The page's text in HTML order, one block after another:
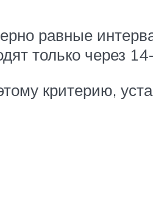
равные
только через
критерию,